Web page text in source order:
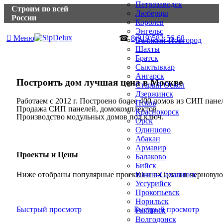
Строим по всей
России
Петрозаводск
Люберцы
Королев
Энгельс
Великий-Новгород
Шахты
Братск
Сыктывкар
Ангарск
Старый Оскол
Дзержинск
Псков
Краснокорск
Орск
Одинцово
Абакан
Армавир
Балаково
Бийск
Южно-Сахалинск
Уссурийск
Прокопьевск
Норильск
Рыбинск
Волгодонск
Меню ☎8(919)582-56-68
Построить дом лучшая цена в Москве
Работаем с 2012 г. Построено более 400 домов из СИП
Продажа СИП панелей, домокомплектов.
Производство модульных домов под ключ.
Проекты и Цены
Ниже отобраны популярные проекты и их цены в
Быстрый просмотр Быстрый просмотр